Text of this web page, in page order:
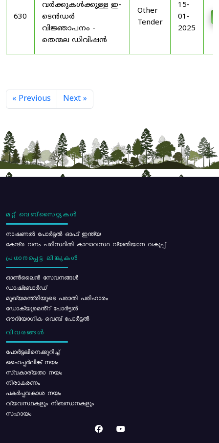
630
വർക്കുകൾക്കുള്ള ഇ-
ടെൻഡർ
വിജ്ഞാപനം -
തെന്മല ഡിവിഷൻ
Other
Tender
15-
01-
2025
« Previous Next »
മറ്റ് വെബ്സൈറ്റുകൾ
നാഷണൽ പോർട്ടൽ ഓഫ് ഇന്ത്യ
കേന്ദ്ര വനം പരിസ്ഥിതി കാലാവസ്ഥ വ്യതിയാന വകുപ്പ്
പ്രധാനപ്പെട്ട ലിങ്കുകൾ
ഓൺലൈൻ സേവനങ്ങൾ
ഡാഷ്ബോർഡ്
മുഖ്യമന്ത്രിയുടെ പരാതി പരിഹാരം
ഡോക്യുമെൻ്റ് പോർട്ടൽ
ഔദ്യോഗിക വെബ് പോർട്ടൽ
വിവരങ്ങൾ
പോര്‍ട്ടലിനെക്കുറിച്ച്
ഹൈപ്പർലിങ്ക് നയം
സ്വകാര്യതാ നയം
നിരാകരണം
പകർപ്പവകാശ നയം
വ്യവസ്ഥകളും നിബന്ധനകളും
സഹായം